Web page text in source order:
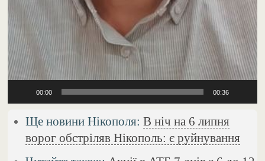
00:00 00:36
Ще новини Нікополя:В ніч на 6 липня
ворог обстріляв Нікополь: є руйнування